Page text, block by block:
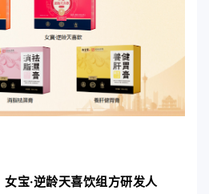
女宝·逆龄天喜饮组方研发人